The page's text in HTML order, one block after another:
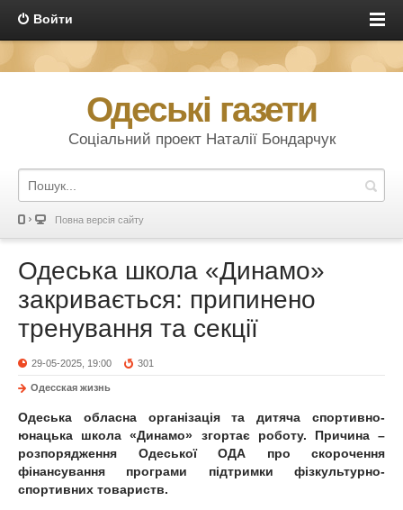
Войти
Одеські газети
Соціальний проект Наталії Бондарчук
Повна версія сайту
Одеська школа «Динамо»
закривається: припинено
тренування та секції
29-05-2025, 19:00 301
Одесская жизнь
Одеська обласна організація та дитяча спортивно-
юнацька школа «Динамо» згортає роботу. Причина –
розпорядження Одеської ОДА про скорочення
фінансування програми підтримки фізкультурно-
спортивних товариств.